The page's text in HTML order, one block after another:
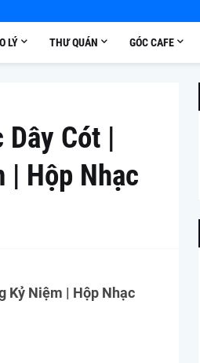
LÝ THƯ QUÁN GÓC CAFE
Dây Cót |
| Hộp Nhạc
Kỷ Niệm | Hộp Nhạc